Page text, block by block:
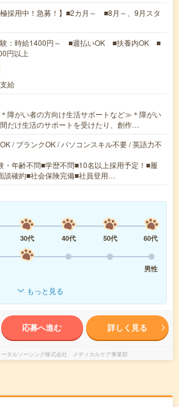
極採用中！急募！】■2カ月～ ■8月～、9月スタ
験：時給1400円～ ■週払いOK ■扶養内OK ■
円以上
給
障がい者の方向け生活サポートなど≫＊障がい
だけ生活のサポートを受けたり、創作…
/ ブランクOK / パソコンスキル不要 / 英語力不
・年齢不問■学歴不問■10名以上採用予定！■履
談確約■社会保険完備■社員登用…
30代 40代 50代
60代
男性
もっと見る
応募へ進む 詳しく見る
ータルソーシング株式会社 メディカルケア事業部